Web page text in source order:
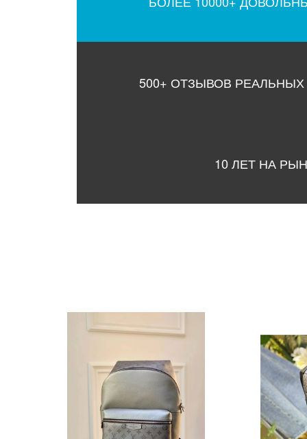
500+ ОТЗЫВОВ
10 ЛЕТ НА